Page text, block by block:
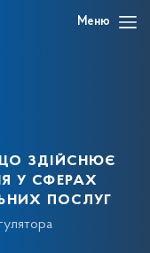
Меню
здійснює
у сферах
послуг